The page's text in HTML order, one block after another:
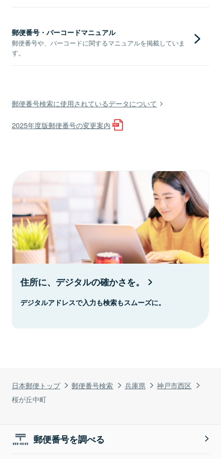
日本郵便トップ 郵便番号検索 兵庫県
神戸市西区
桜が丘中町
郵便番号・バーコードマニュアル
郵便番号や、バーコードに関するマニュアルを掲載していま
す。
郵便番号検索に使用されているデータについて
2025年度版郵便番号の変更案内
住所に、デジタルの確かさを。
デジタルアドレスで入力も検索もスムーズに。
郵便番号を調べる